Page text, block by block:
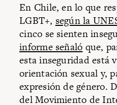
En Chile, en lo que
LGBT+, según la
cinco se sienten
informe señaló que,
esta inseguridad está
orientación sexual y,
expresión de género.
del Movimiento de